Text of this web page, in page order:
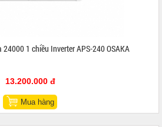
1 chiều Inverter APS-240 OSAKA
13.200.000 đ
Mua hàng